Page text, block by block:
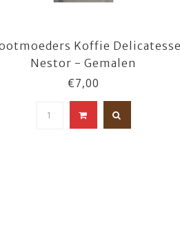
Koffie Delicatesse
Nestor - Gemalen
€7,00